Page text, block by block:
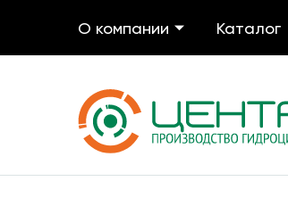
О компании Каталог